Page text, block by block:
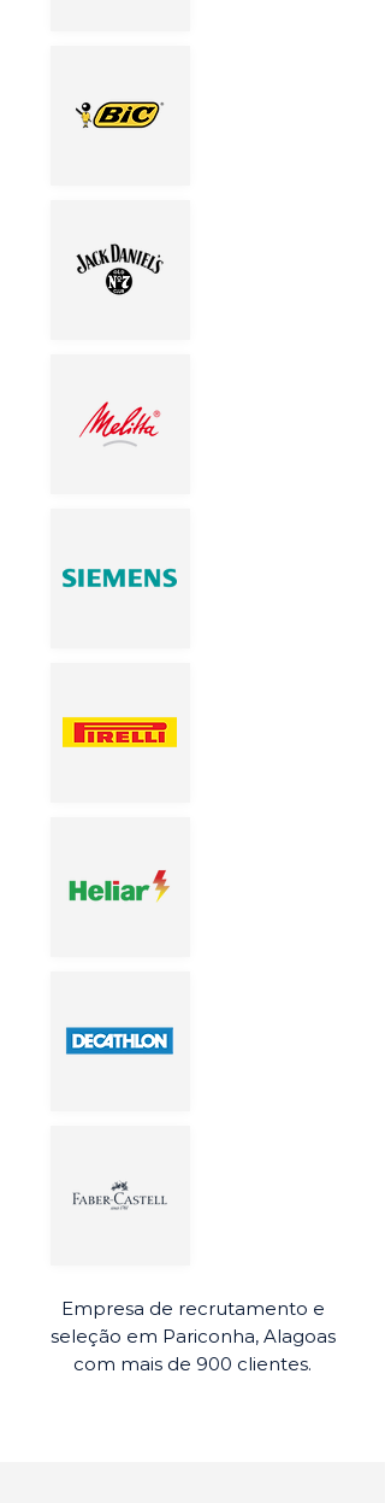
Empresa de recrutamento e
seleção em Pariconha, Alagoas
com mais de 900 clientes.